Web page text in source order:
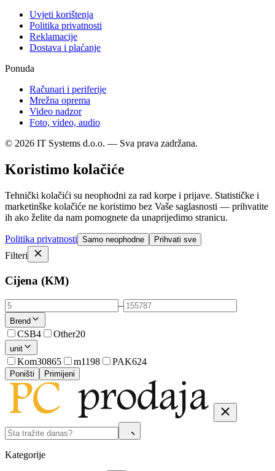
Uvjeti korištenja
Politika privatnosti
Reklamacije
Dostava i plaćanje
Ponuda
Računari i periferije
Mrežna oprema
Video nadzor
Foto, video, audio
© 2026 IT Systems d.o.o. — Sva prava zadržana.
Koristimo kolačiće
Tehnički kolačići su neophodni za rad korpe i prijave. Statističke i
marketinške kolačiće ne koristimo bez Vaše saglasnosti — prihvatite
ih ako želite da nam pomognete da unaprijedimo stranicu.
Politika privatnosti Samo neophodne Prihvati sve
Filteri
Cijena (KM)
–
Brend
CSB4 Other20
unit
Kom30865 m1198 PAK624
Poništi Primijeni
Kategorije